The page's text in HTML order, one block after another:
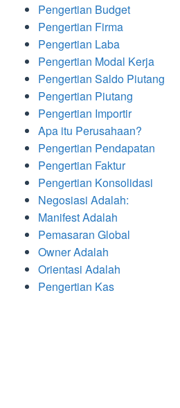
Pengertian Budget
Pengertian Firma
Pengertian Laba
Pengertian Modal Kerja
Pengertian Saldo Piutang
Pengertian Piutang
Pengertian Importir
Apa itu Perusahaan?
Pengertian Pendapatan
Pengertian Faktur
Pengertian Konsolidasi
Negosiasi Adalah:
Manifest Adalah
Pemasaran Global
Owner Adalah
Orientasi Adalah
Pengertian Kas